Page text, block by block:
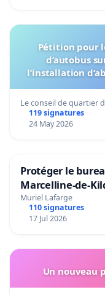
Pétition pour
d’autobus
l’installation
Le conseil de quartier
119 signatures
24 May 2026
Protéger le
Marcelline-de-
Muriel Lafarge
110 signatures
17 Jul 2026
Un nouveau